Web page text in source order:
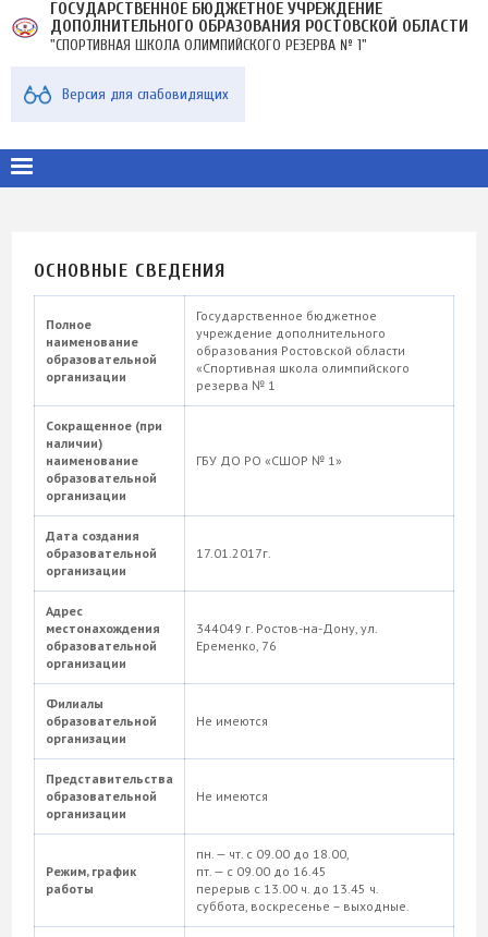
Перейти
основному
ГОСУДАРСТВЕННОЕ БЮДЖЕТНОЕ УЧРЕЖДЕНИЕ
ДОПОЛНИТЕЛЬНОГО ОБРАЗОВАНИЯ РОСТОВСКОЙ ОБЛАСТИ
"СПОРТИВНАЯ ШКОЛА ОЛИМПИЙСКОГО РЕЗЕРВА № 1"
Версия для слабовидящих
ОСНОВНЫЕ СВЕДЕНИЯ
Полное
наименование
образовательной
организации
Государственное бюджетное
учреждение дополнительного
образования Ростовской области
«Спортивная школа олимпийского
резерва № 1
Сокращенное (при
наличии)
наименование
образовательной
организации
ГБУ ДО РО «СШОР № 1»
Дата создания
образовательной
организации
17.01.2017г.
Адрес
местонахождения
образовательной
организации
344049 г. Ростов-на-Дону, ул.
Еременко, 76
Филиалы
образовательной
организации
Не имеются
Представительства
образовательной
организации
Не имеются
Режим, график
работы
пн. — чт. с 09.00 до 18.00,
пт. — с 09.00 до 16.45
перерыв с 13.00 ч. до 13.45 ч.
суббота, воскресенье – выходные.